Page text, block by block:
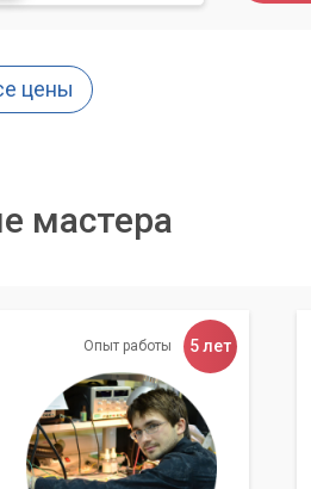
моделями
и смазочные
цены
мастера
Опыт работы 5 лет